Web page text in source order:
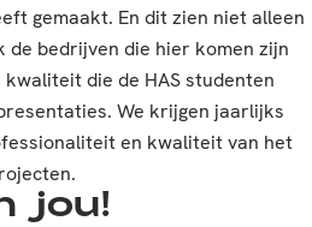
gemaakt. En dit zien niet alleen
de bedrijven die hier komen zijn
die de HAS studenten
We krijgen jaarlijks
en kwaliteit van het
jou!